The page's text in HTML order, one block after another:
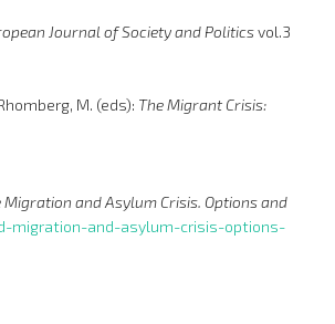
Journal of Society and Politicsvol.3
M. (eds): The Migrant Crisis:
Migration and Asylum Crisis. Options and
and-asylum-crisis-options-